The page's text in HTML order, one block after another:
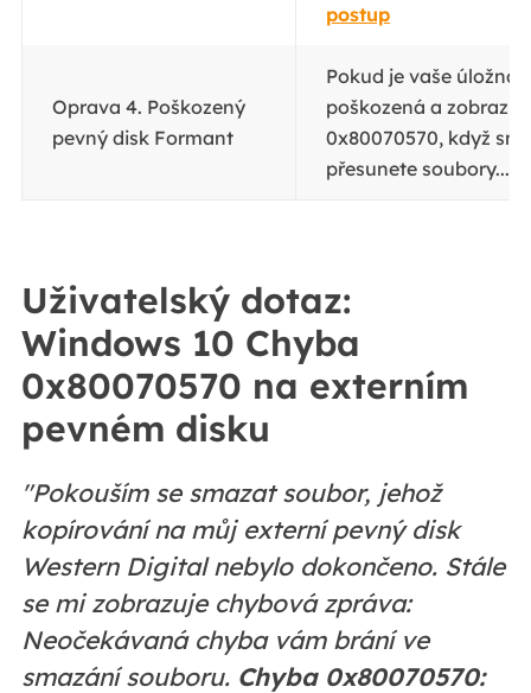
postup
Oprava 4. Poškozený
pevný disk Formant
Pokud je vaše úložná
poškozená a
0x80070570, když
přesunete soubory...
Uživatelský dotaz:
Windows 10 Chyba
0x80070570 na externím
pevném disku
"Pokouším se smazat soubor, jehož
kopírování na můj externí pevný disk
Western Digital nebylo dokončeno. Stále
se mi zobrazuje chybová zpráva:
Neočekávaná chyba vám brání ve
smazání souboru. Chyba 0x80070570: